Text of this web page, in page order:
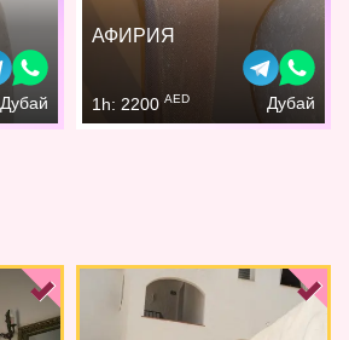
Дубай
АФИРИЯ
1h: 2200AED Дубай